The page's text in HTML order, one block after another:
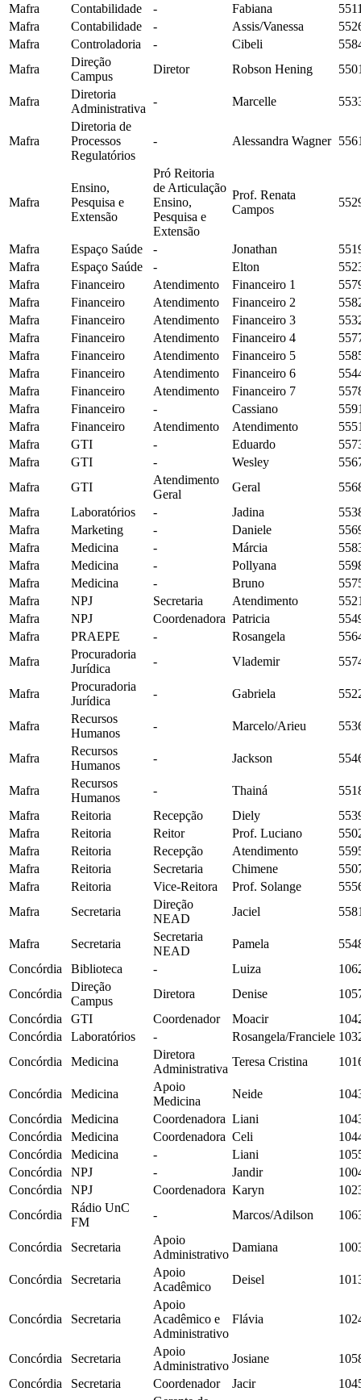
Mafra
Contabilidade - Fabiana
Mafra
Contabilidade - Assis/Vanessa
Mafra
Controladoria - Cibeli
Mafra
Direção
Campus
Diretor Robson Hening
Mafra
Diretoria
Administrativa
- Marcelle
Mafra
Diretoria de
Processos
Regulatórios
- Alessandra Wagner
Mafra
Ensino,
Pesquisa e
Extensão
Pró Reitoria
de Articulação
Ensino,
Pesquisa e
Extensão
Prof. Renata
Campos
Mafra Espaço Saúde - Jonathan
Mafra
Espaço Saúde - Elton
Mafra
Financeiro Atendimento Financeiro 1
Mafra
Financeiro Atendimento Financeiro 2
Mafra
Financeiro Atendimento Financeiro 3
Mafra
Financeiro Atendimento Financeiro 4
Mafra
Financeiro Atendimento Financeiro 5
Mafra
Financeiro Atendimento Financeiro 6
Mafra
Financeiro Atendimento Financeiro 7
Mafra
Financeiro - Cassiano
Mafra
Financeiro Atendimento Atendimento
Mafra
GTI - Eduardo
Mafra
GTI - Wesley
Mafra
GTI
Atendimento
Geral
Geral
Mafra
Laboratórios - Jadina
Mafra
Marketing - Daniele
Mafra
Medicina - Márcia
Mafra
Medicina - Pollyana
Mafra
Medicina - Bruno
Mafra
NPJ Secretaria Atendimento
Mafra
NPJ Coordenadora Patricia
Mafra
PRAEPE - Rosangela
Mafra
Procuradoria
Jurídica
- Vlademir
Mafra
Procuradoria
Jurídica
- Gabriela
Mafra
Recursos
Humanos
- Marcelo/Arieu
Mafra
Recursos
Humanos
- Jackson
Mafra
Recursos
Humanos
- Thainá
Mafra
Reitoria Recepção Diely
Mafra
Reitoria Reitor Prof. Luciano
Mafra
Reitoria Recepção Atendimento
Mafra
Reitoria Secretaria Chimene
Mafra
Reitoria Vice-Reitora Prof. Solange
Mafra
Secretaria
Direção
NEAD
Jaciel
Mafra Secretaria
Secretaria
NEAD
Pamela
Concórdia
Biblioteca - Luiza
Concórdia
Direção
Campus
Diretora Denise
Concórdia
GTI Coordenador Moacir
Concórdia
Laboratórios - Rosangela/Franciele
Concórdia
Medicina
Diretora
Administrativa
Teresa Cristina
Concórdia Medicina
Apoio
Medicina
Neide
Concórdia
Medicina Coordenadora Liani
Concórdia
Medicina Coordenadora Celi
Concórdia
Medicina - Liani
Concórdia
NPJ - Jandir
Concórdia
NPJ Coordenadora Karyn
Concórdia
Rádio UnC
FM
- Marcos/Adilson
Concórdia Secretaria
Apoio
Administrativo
Damiana
Concórdia Secretaria
Apoio
Acadêmico
Deisel
Concórdia Secretaria
Apoio
Acadêmico e
Administrativo
Flávia
Concórdia Secretaria
Apoio
Administrativo
Josiane
Concórdia
Secretaria Coordenador Jacir